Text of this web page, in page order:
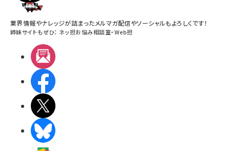
業界情報やナレッジが詰まったメルマガ配信やソーシャルもよろしくです！
姉妹サイトもぜひ： ネッ担お悩み相談室・Web担